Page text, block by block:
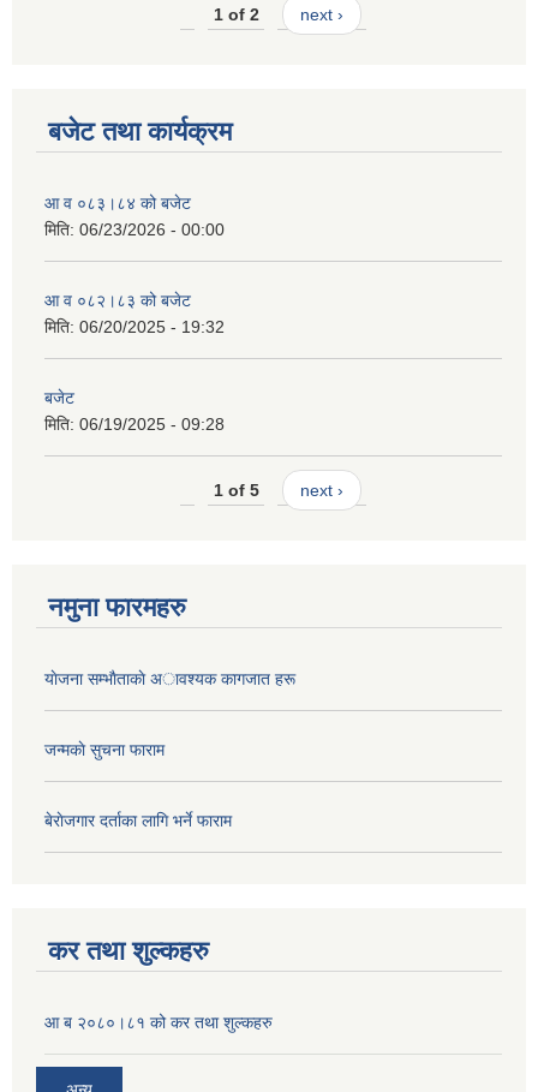
1 of 2 next ›
बजेट तथा कार्यक्रम
आ व ०८३।८४ को बजेट
मिति: 06/23/2026 - 00:00
आ व ०८२।८३ को बजेट
मिति: 06/20/2025 - 19:32
बजेट
मिति: 06/19/2025 - 09:28
1 of 5 next ›
नमुना फारमहरु
याेजना सम्भाैताकाे अावश्यक कागजात हरू
जन्मकाे सुचना फाराम
बेराेजगार दर्ताका लागि भर्ने फाराम
कर तथा शुल्कहरु
आ ब २०८०।८१ को कर तथा शुल्कहरु